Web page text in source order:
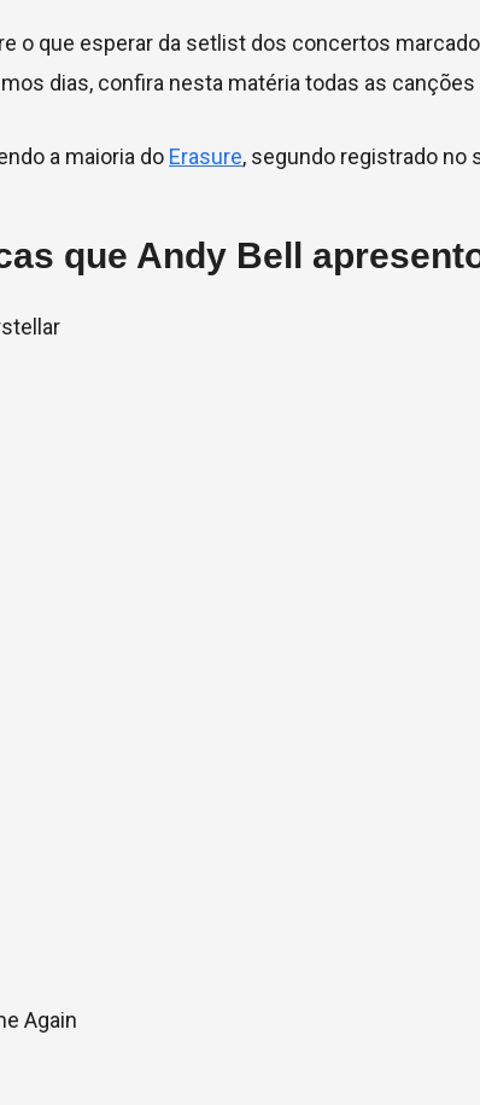
o que esperar da setlist dos concertos
dias, confira nesta matéria todas as
a maioria do Erasure, segundo registrado no
que Andy Bell
Again